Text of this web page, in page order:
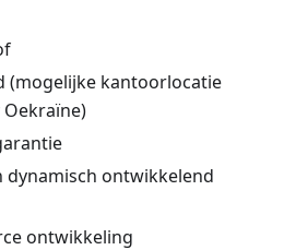
(mogelijke kantoorlocatie
Oekraïne)
dynamisch ontwikkelend
ontwikkeling